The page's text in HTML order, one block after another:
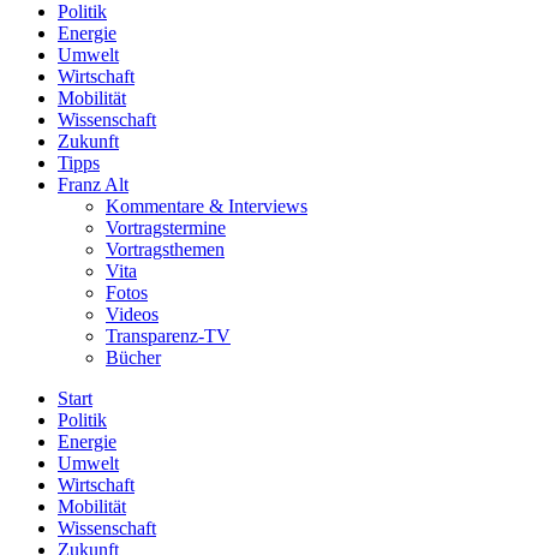
Politik
Energie
Umwelt
Wirtschaft
Mobilität
Wissenschaft
Zukunft
Tipps
Franz Alt
Kommentare & Interviews
Vortragstermine
Vortragsthemen
Vita
Fotos
Videos
Transparenz-TV
Bücher
Start
Politik
Energie
Umwelt
Wirtschaft
Mobilität
Wissenschaft
Zukunft